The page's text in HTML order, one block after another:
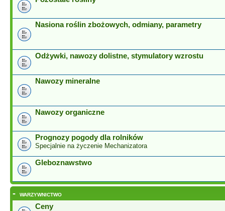
Nasiona roślin zbożowych, odmiany, parametry
Odżywki, nawozy dolistne, stymulatory wzrostu
Nawozy mineralne
Nawozy organiczne
Prognozy pogody dla rolników
Specjalnie na życzenie Mechanizatora
Gleboznawstwo
- WARZYWNICTWO
Ceny